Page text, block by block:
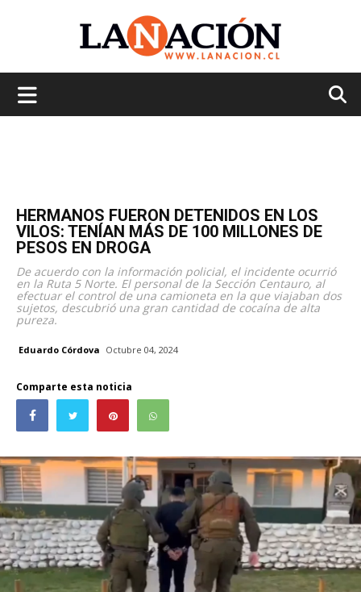
HERMANOS FUERON DETENIDOS EN LOS
VILOS: TENÍAN MÁS DE 100 MILLONES DE
PESOS EN DROGA
De acuerdo con la información policial, el incidente ocurrió
en la Ruta 5 Norte. El personal de la Sección Centauro, al
efectuar el control de una camioneta en la que viajaban dos
sujetos, descubrió una gran cantidad de cocaína de alta
pureza.
Eduardo Córdova Octubre 04, 2024
Comparte esta noticia